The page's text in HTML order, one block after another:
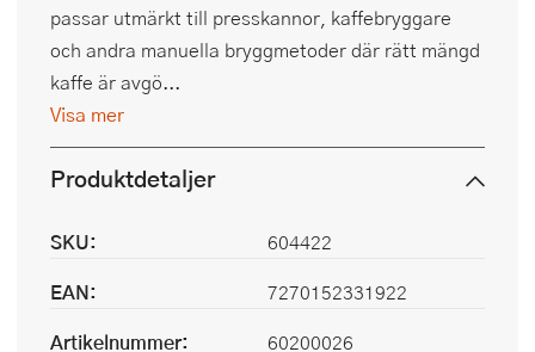
passar utmärkt till presskannor, kaffebryggare
och andra manuella bryggmetoder där rätt mängd
kaffe är avgö...
Visa mer
Produktdetaljer
SKU:
604422
EAN:
7270152331922
Artikelnummer:
60200026